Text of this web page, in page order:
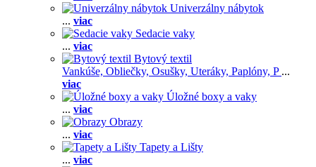
Univerzálny nábytok
... viac
Sedacie vaky
... viac
Bytový textil
Vankúše, Obliečky, Osušky, Uteráky, Paplóny, P ...
viac
Úložné boxy a vaky
... viac
Obrazy
... viac
Tapety a Lišty
... viac